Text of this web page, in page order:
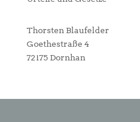
Thorsten Blaufelder
Goethestraße 4
72175 Dornhan